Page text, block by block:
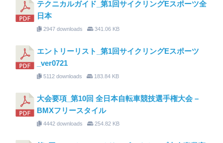
テクニカルガイド_第1回サイクリングEスポーツ全
日本
2947 downloads 341.06 KB
エントリーリスト_第1回サイクリングEスポーツ
_ver0721
5112 downloads 183.84 KB
大会要項_第10回 全日本自転車競技選手権大会 –
BMXフリースタイル
4442 downloads 254.82 KB